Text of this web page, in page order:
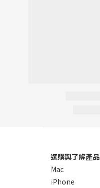
選購與了解產品
Mac
iPhone